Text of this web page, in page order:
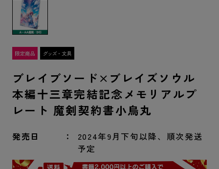
ブレイブソード×ブレイズソウル
本編十三章完結記念メモリアルプ
レート 魔剣契約書小烏丸
発売日
2024年9月下旬以降、順次発送
予定